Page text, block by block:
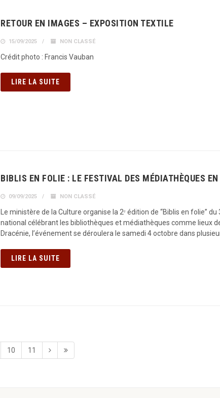
RETOUR EN IMAGES – EXPOSITION TEXTILE
15/09/2025 NON CLASSÉ
Crédit photo : Francis Vauban
LIRE LA SUITE
BIBLIS EN FOLIE : LE FESTIVAL DES MÉDIATHÈQUES
09/09/2025 NON CLASSÉ
Le ministère de la Culture organise la 2ᵉ édition de “Biblis en folie”
national célébrant les bibliothèques et médiathèques comme lieux
Dracénie, l’événement se déroulera le samedi 4 octobre dans
LIRE LA SUITE
10 11